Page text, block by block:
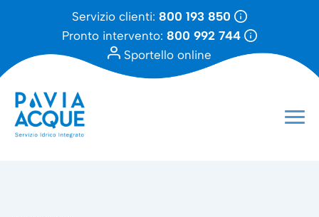
Servizio clienti: 800 193 850
Pronto intervento: 800 992 744
Sportello online